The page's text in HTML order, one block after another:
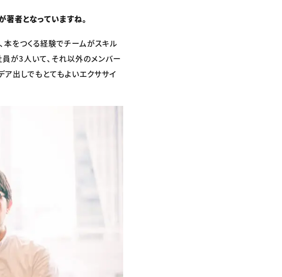
者となっていますね。
本をつくる経験でチームがスキル
が3人いて、それ以外のメンバー
出しでもとてもよいエクササイ